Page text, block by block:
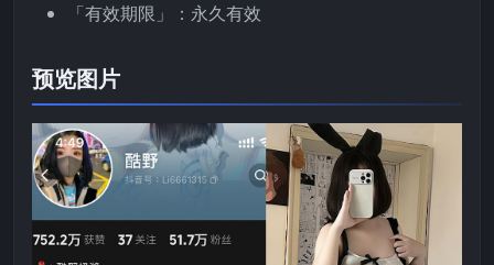
「有效期限」：永久有效
预览图片